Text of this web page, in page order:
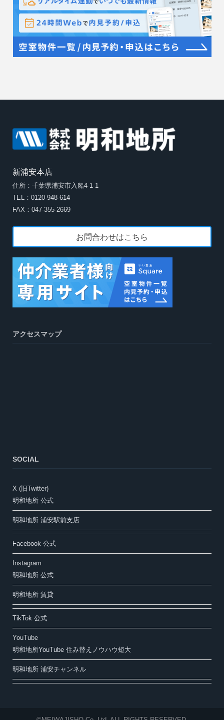
新浦安本店
住所：千葉県浦安市入船4-1-1
TEL：0120-948-614
FAX：047-355-2669
お問合わせはこちら
アクセスマップ
SOCIAL
X (旧Twitter)
明和地所 公式
明和地所 浦安駅前支店
Facebook 公式
Instagram
明和地所 公式
明和地所 賃貸
TikTok 公式
YouTube
明和地所YouTube 住み替えノウハウ短大
明和地所 浦安チャンネル